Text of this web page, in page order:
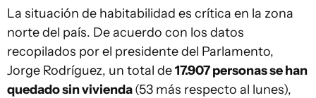
La situación de habitabilidad es crítica en la zona
norte del país. De acuerdo con los datos
recopilados por el presidente del Parlamento,
Jorge Rodríguez, un total de17.907 personas se han
quedado sin vivienda(53 más respecto al lunes),